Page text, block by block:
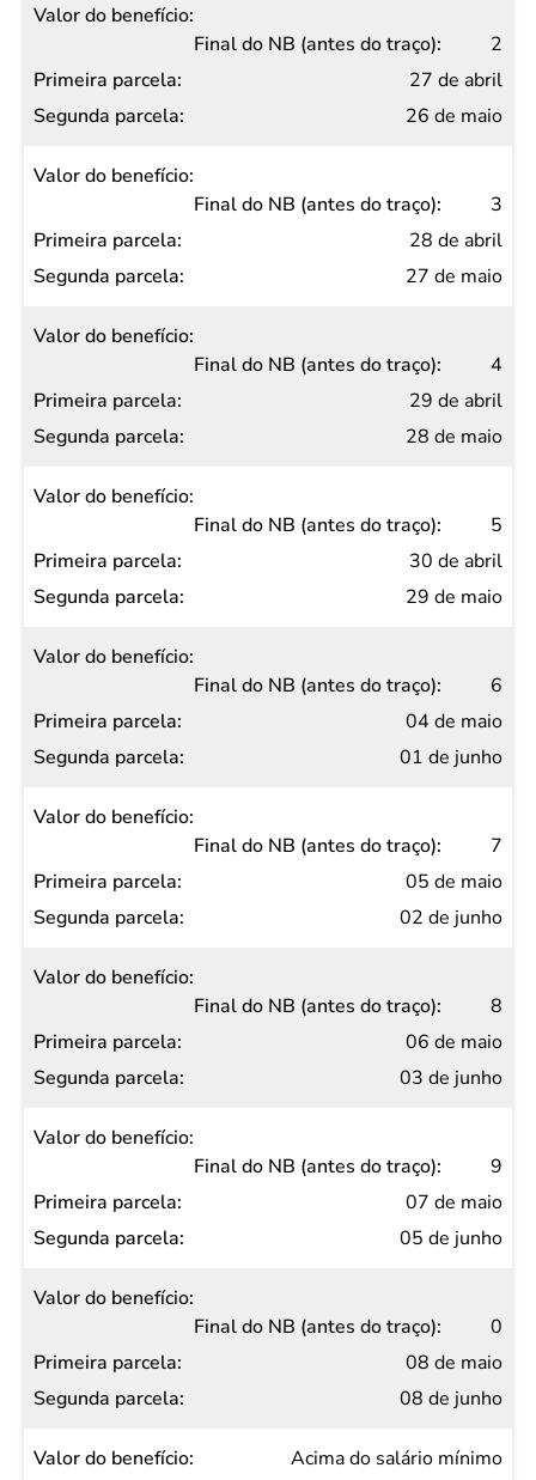
do
Primeira
parcela
Segunda
2
27 de abril
26 de maio
3
28 de abril
27 de maio
4
29 de abril
28 de maio
5
30 de abril
29 de maio
6
04 de maio
01 de junho
7
05 de maio
02 de junho
8
06 de maio
03 de junho
9
07 de maio
05 de junho
0
08 de maio
08 de junho
Acima do salário mínimo